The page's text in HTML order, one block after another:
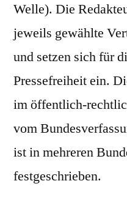
Welle). Die
jeweils gewählte
und setzen sich für
Pressefreiheit ein.
im öffentlich-
vom
ist in mehreren
festgeschrieben.